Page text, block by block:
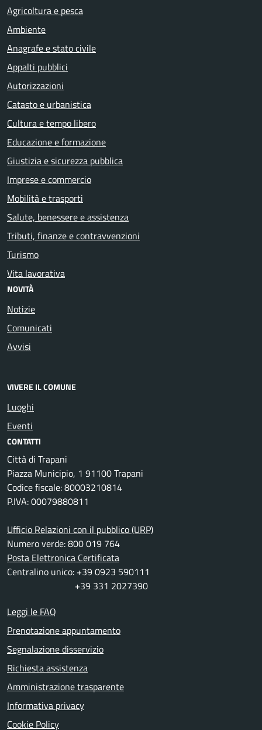
Agricoltura e pesca
Ambiente
Anagrafe e stato civile
Appalti pubblici
Autorizzazioni
Catasto e urbanistica
Cultura e tempo libero
Educazione e formazione
Giustizia e sicurezza pubblica
Imprese e commercio
Mobilità e trasporti
Salute, benessere e assistenza
Tributi, finanze e contravvenzioni
Turismo
Vita lavorativa
NOVITÀ
Notizie
Comunicati
Avvisi
VIVERE IL COMUNE
Luoghi
Eventi
CONTATTI
Città di Trapani
Piazza Municipio, 1 91100 Trapani
Codice fiscale: 80003210814
P.IVA: 00079880811
Ufficio Relazioni con il pubblico (URP)
Numero verde: 800 019 764
Posta Elettronica Certificata
Centralino unico: +39 0923 590111
+39 331 2027390
Leggi le FAQ
Prenotazione appuntamento
Segnalazione disservizio
Richiesta assistenza
Amministrazione trasparente
Informativa privacy
Cookie Policy